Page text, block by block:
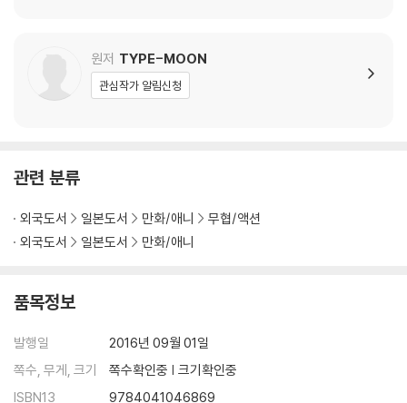
원저 TYPE-MOON
관심작가 알림신청
관련 분류
외국도서 일본도서 만화/애니
무협/액션
외국도서
일본도서 만화/애니
품목정보
발행일
2016년 09월 01일
쪽수, 무게, 크기
쪽수확인중 | 크기확인중
ISBN13
9784041046869